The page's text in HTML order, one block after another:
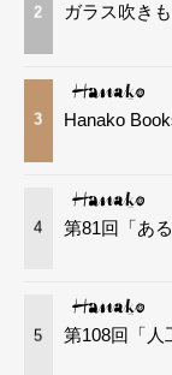
2 ガラス吹き
3 Hanako
4 第81回「あ
5 第108回「人